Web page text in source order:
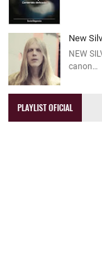
New
NEW
canon…
PLAYLIST OFICIAL